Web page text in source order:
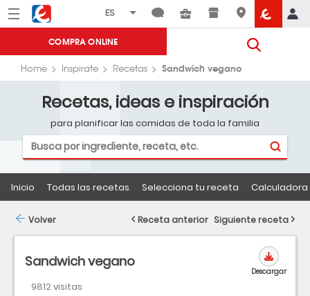
Menú Eroski
COMPRA ONLINE
Home Inspirate Recetas Sandwich vegano
Recetas, ideas e inspiración
para planificar las comidas de toda la familia
Inicio Todas las recetas Selecciona tu receta
Sandwich vegano
9812 visitas
Descargar
Volver Receta anterior Siguiente receta